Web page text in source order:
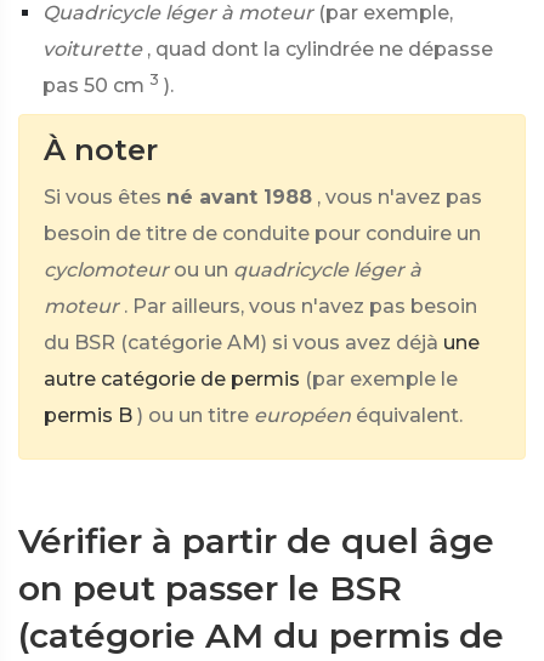
Quadricycle léger à moteur (par exemple,
voiturette , quad dont la cylindrée ne dépasse
pas 50 cm 3 ).
À noter
Si vous êtes né avant 1988 , vous n'avez pas
besoin de titre de conduite pour conduire un
cyclomoteur ou un quadricycle léger à
moteur . Par ailleurs, vous n'avez pas besoin
du BSR (catégorie AM) si vous avez déjà une
autre catégorie de permis (par exemple le
permis B ) ou un titre européen équivalent.
Vérifier à partir de quel âge
on peut passer le BSR
(catégorie AM du permis de